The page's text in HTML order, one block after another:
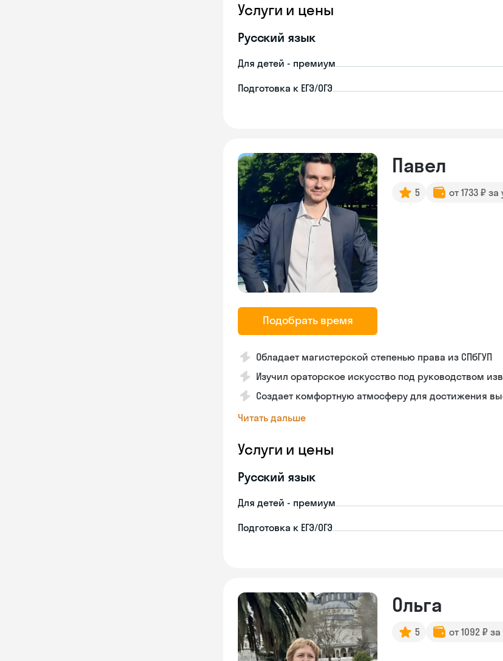
Услуги и цены
Русский язык
Для детей - премиум
Подготовка к ЕГЭ/ОГЭ
Подобрать время
Павел
5 от 1733 ₽
Обладает магистерской степенью права из СПбГУП
Изучил ораторское искусство под руководством
Создает комфортную атмосферу для достижения
Читать дальше
Услуги и цены
Русский язык
Для детей - премиум
Подготовка к ЕГЭ/ОГЭ
Ольга
5 от 1092 ₽